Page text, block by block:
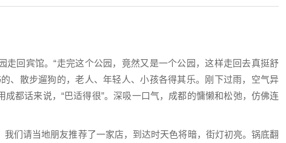
回宾馆。“走完这个公园，竟然又是一个公园，这样走回去真挺舒
、散步遛狗的，老人、年轻人、小孩各得其乐。刚下过雨，空气异
都话来说，“巴适得很”。深吸一口气，成都的慵懒和松弛，仿佛连
请当地朋友推荐了一家店，到达时天色将暗，街灯初亮。锅底翻